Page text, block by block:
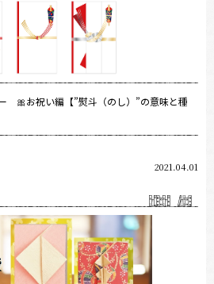
🎀お祝い編【”熨斗（のし）”の意味と種
2021.04.01